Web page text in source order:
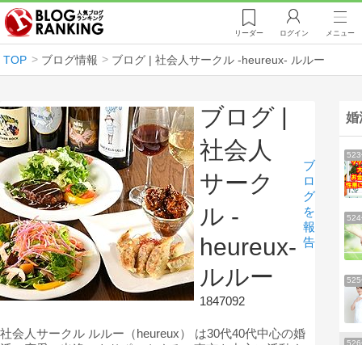
リーダー ログイン メニュー
TOP ブログ情報 ブログ | 社会人サークル -heureux- ルルー
ブログ |
社会人
サーク
ル -
heureux-
ルルー
1847092
ブ
ロ
グ
を
報
告
社会人サークル ルルー（heureux） は30代40代中心の婚
婚
523
524
525
526